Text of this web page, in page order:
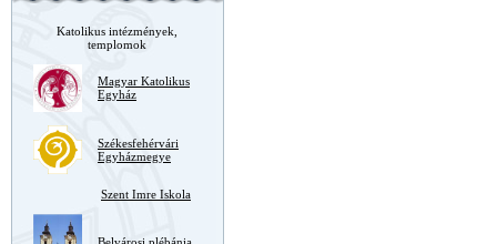
Katolikus intézmények,
templomok
Magyar Katolikus
Egyház
Székesfehérvári
Egyházmegye
Szent Imre Iskola